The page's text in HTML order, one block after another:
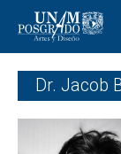
Dr. Jacob